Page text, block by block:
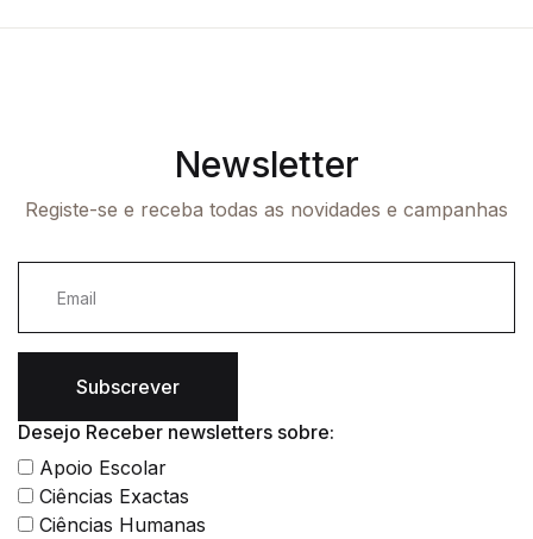
Newsletter
Registe-se e receba todas as novidades e campanhas
Subscrever
Desejo Receber newsletters sobre:
Apoio Escolar
Ciências Exactas
Ciências Humanas